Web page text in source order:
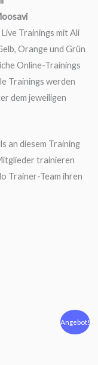
Trainings mit Ali
Orange und Grün
Online-Trainings
Trainings werden
dem jeweiligen
an diesem Training
trainieren
Trainer-Team ihren
Angebot!
Ursprünglicher
Aktueller
Preis